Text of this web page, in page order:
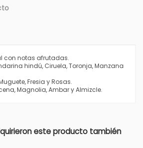
con notas afrutadas.
hindú, Ciruela, Toronja, Manzana
Fresia y Rosas.
Magnolia, Ambar y Almizcle.
este producto también